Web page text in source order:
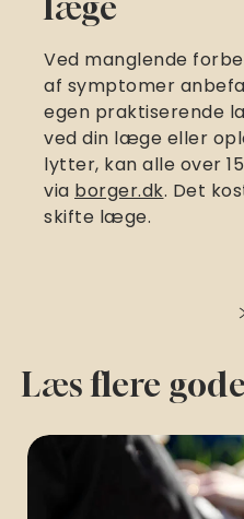
Ved manglende
af symptomer
egen praktiserende
ved din læge eller
lytter, kan alle over
via borger.dk. Det
skifte læge.
Læs flere